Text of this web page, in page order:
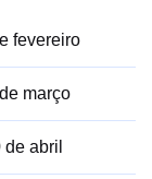
fevereiro
março
de abril